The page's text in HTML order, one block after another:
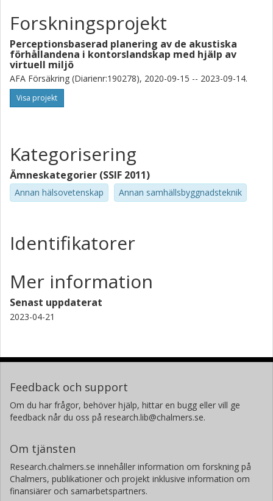
Forskningsprojekt
Perceptionsbaserad planering av de akustiska
förhållandena i kontorslandskap med hjälp av
virtuell miljö
AFA Försäkring (Diarienr:190278), 2020-09-15 -- 2023-09-14.
Visa projekt
Kategorisering
Ämneskategorier (SSIF 2011)
Annan hälsovetenskap Annan samhällsbyggnadsteknik
Identifikatorer
Mer information
Senast uppdaterat
2023-04-21
Feedback och support
Om du har frågor, behöver hjälp, hittar en bugg eller vill ge
feedback når du oss på research.lib@chalmers.se.
Om tjänsten
Research.chalmers.se innehåller information om forskning på
Chalmers, publikationer och projekt inklusive information om
finansiärer och samarbetspartners.